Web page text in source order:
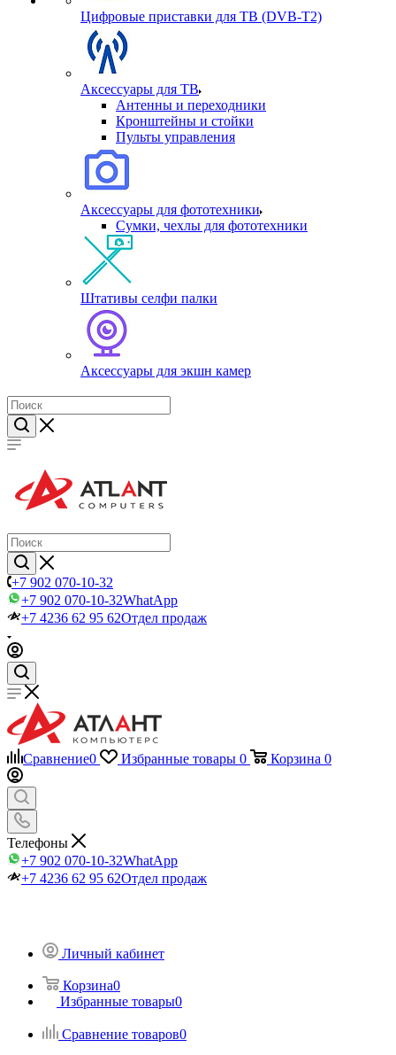
Цифровые приставки для ТВ (DVB-T2)
Аксессуары для ТВ
Антенны и переходники
Кронштейны и стойки
Пульты управления
Аксессуары для фототехники
Сумки, чехлы для фототехники
Штативы селфи палки
Аксессуары для экшн камер
+7 902 070-10-32
+7 902 070-10-32WhatApp
+7 4236 62 95 62Отдел продаж
Сравнение0 Избранные товары 0 Корзина 0
Телефоны
+7 902 070-10-32WhatApp
+7 4236 62 95 62Отдел продаж
Личный кабинет
Корзина0
Избранные товары0
Сравнение товаров0